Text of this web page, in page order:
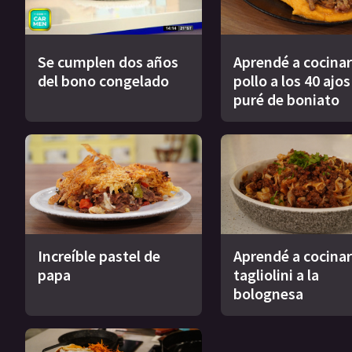
Se cumplen dos años
del bono congelado
Aprendé a cocinar
pollo a los 40
puré de boniato
Increíble pastel de
papa
Aprendé a cocinar
tagliolini a la
bolognesa